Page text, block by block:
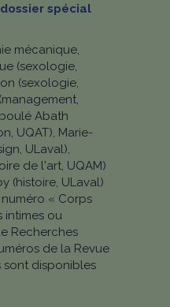
spécial
mécanique,
(sexologie,
(sexologie,
Abath
UQAT), Marie-
ULaval),
de l'art, UQAM)
(histoire, ULaval)
« Corps
intimes ou
Recherches
de la Revue
sont disponibles